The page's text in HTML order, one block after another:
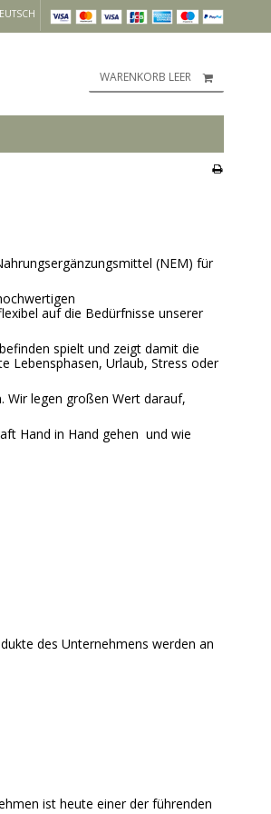
WARENKORB LEER
(NEM) für
auf die Bedürfnisse unserer
spielt und zeigt damit die
Lebensphasen, Urlaub, Stress oder
Wir legen großen Wert darauf,
Hand in Hand gehen und wie
des Unternehmens werden an
ist heute einer der führenden